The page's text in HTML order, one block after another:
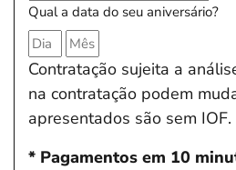
Qual a data do seu aniversário?
Contratação sujeita a
na contratação podem
apresentados são sem IOF.
* Pagamentos em 10